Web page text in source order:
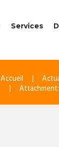
Services
Accueil